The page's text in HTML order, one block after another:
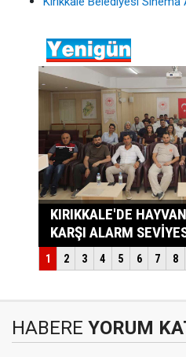
HABERE YORUM